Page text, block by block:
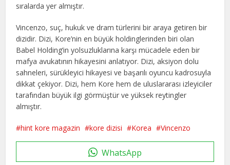
sıralarda yer almıştır.
Vincenzo, suç, hukuk ve dram türlerini bir araya getiren bir
dizidir. Dizi, Kore’nin en büyük holdinglerinden biri olan
Babel Holding’in yolsuzluklarına karşı mücadele eden bir
mafya avukatının hikayesini anlatıyor. Dizi, aksiyon dolu
sahneleri, sürükleyici hikayesi ve başarılı oyuncu kadrosuyla
dikkat çekiyor. Dizi, hem Kore hem de uluslararası izleyiciler
tarafından büyük ilgi görmüştür ve yüksek reytingler
almıştır.
hint kore magazin kore dizisi Korea Vincenzo
WhatsApp